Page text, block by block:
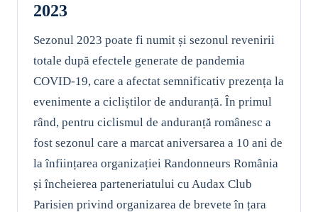
2023
Sezonul 2023 poate fi numit și sezonul revenirii
totale după efectele generate de pandemia
COVID-19, care a afectat semnificativ prezența la
evenimente a cicliștilor de anduranță. În primul
rând, pentru ciclismul de anduranță românesc a
fost sezonul care a marcat aniversarea a 10 ani de
la înființarea organizației Randonneurs România
și încheierea parteneriatului cu Audax Club
Parisien privind organizarea de brevete în țara